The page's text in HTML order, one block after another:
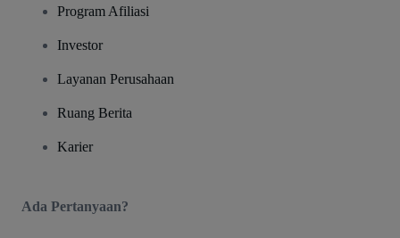
Program Afiliasi
Investor
Layanan Perusahaan
Ruang Berita
Karier
Ada Pertanyaan?